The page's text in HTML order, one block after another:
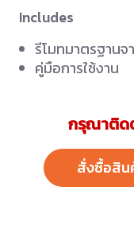
Includes
รีโมทมาตรฐานจ
คู่มือการใช้งาน
กรุณาติด
สั่งซื้อสิน